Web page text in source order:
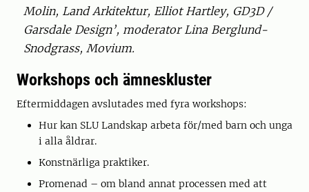
Molin, Land Arkitektur, Elliot Hartley, GD3D /
Garsdale Design’, moderator Lina Berglund-
Snodgrass, Movium.
Workshops och ämneskluster
Eftermiddagen avslutades med fyra workshops:
Hur kan SLU Landskap arbeta för/med barn och unga
i alla åldrar.
Konstnärliga praktiker.
Promenad – om bland annat processen med att